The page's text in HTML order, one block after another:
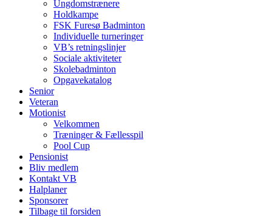
Ungdomstrænere
Holdkampe
FSK Furesø Badminton
Individuelle turneringer
VB’s retningslinjer
Sociale aktiviteter
Skolebadminton
Opgavekatalog
Senior
Veteran
Motionist
Velkommen
Træninger & Fællesspil
Pool Cup
Pensionist
Bliv medlem
Kontakt VB
Halplaner
Sponsorer
Tilbage til forsiden